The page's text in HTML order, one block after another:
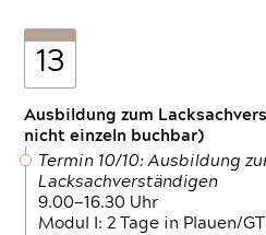
13
Ausbildung zum
nicht einzeln buchbar)
Termin 10/10: Ausbildung
Lacksachverständigen
9.00—16.30 Uhr
Modul I: 2 Tage in Plauen/